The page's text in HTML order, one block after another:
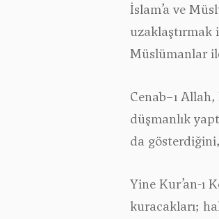
İslam’a ve
uzaklaştırmak
Müslümanlar
Cenab−ı
düşmanlık
da
Yine Kur’an-ı
kuracakları;